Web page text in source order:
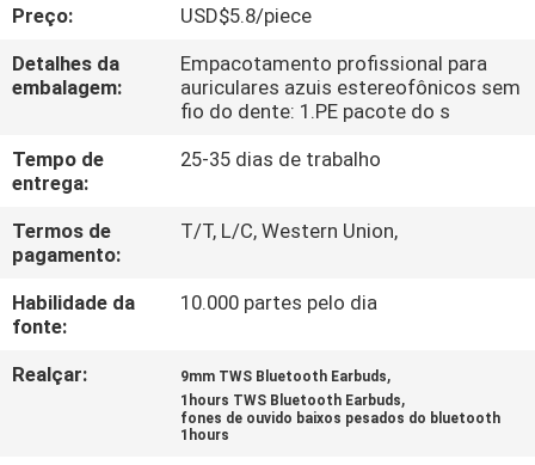
DA
QUALIDADE
NOS
PEÇA
UMAS
CITAÇÕES
Preço:
USD$5.8/piece
Detalhes da
embalagem:
Empacotamento profissional para
auriculares azuis estereofônicos sem
fio do dente: 1.PE pacote do s
Tempo de
entrega:
25-35 dias de trabalho
Termos de
pagamento:
T/T, L/C, Western Union,
Habilidade da
fonte:
10.000 partes pelo dia
Realçar: 9mm TWS Bluetooth Earbuds,
1hours TWS Bluetooth Earbuds,
fones de ouvido baixos pesados do bluetooth
1hours